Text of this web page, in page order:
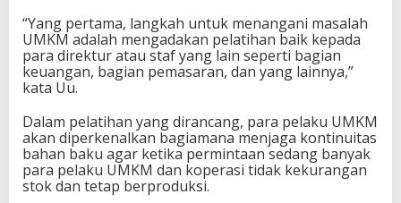
“Yang pertama, langkah untuk menangani masalah
UMKM adalah mengadakan pelatihan baik kepada
para direktur atau staf yang lain seperti bagian
keuangan, bagian pemasaran, dan yang lainnya,”
kata Uu.
Dalam pelatihan yang dirancang, para pelaku UMKM
akan diperkenalkan bagiamana menjaga kontinuitas
bahan baku agar ketika permintaan sedang banyak
para pelaku UMKM dan koperasi tidak kekurangan
stok dan tetap berproduksi.